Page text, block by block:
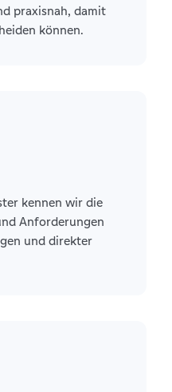
praxisnah, damit
können.
kennen wir die
Anforderungen
und direkter